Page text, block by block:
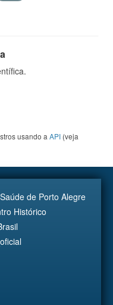
usando a API (veja
de Porto Alegre
Histórico